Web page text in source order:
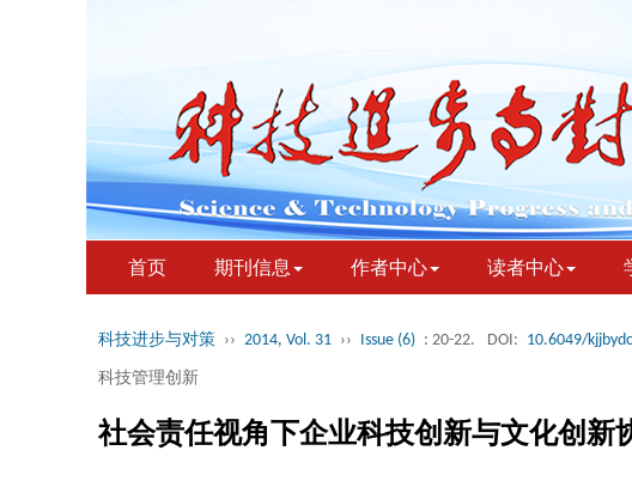
首页 期刊信息 作者中心 读者中心
科技进步与对策 ›› 2014, Vol. 31 ›› Issue (6) : 20-22. DOI: 10.6049/
科技管理创新
社会责任视角下企业科技创新与文化创新